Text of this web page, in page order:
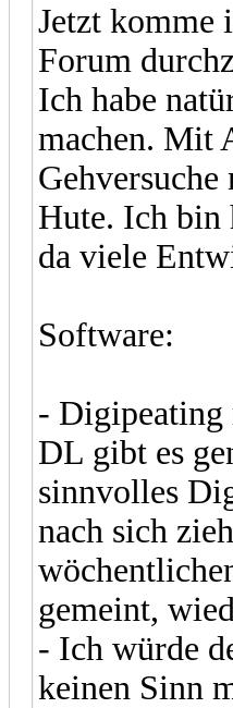
Jetzt komme
Forum
Ich habe
machen. Mit
Hute. Ich bin
da viele
Software:
- Digipeating
DL gibt es
sinnvolles
nach sich
gemeint,
- Ich würde
keinen Sinn